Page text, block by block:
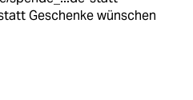
Geschenke wünschen